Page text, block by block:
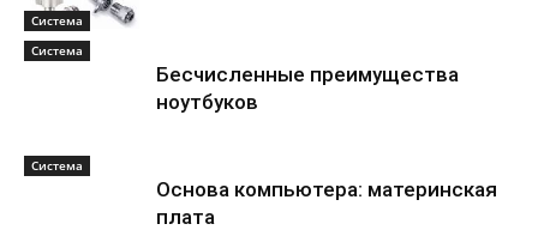
Система
Система
Бесчисленные преимущества
ноутбуков
Система
Основа компьютера: материнская
плата